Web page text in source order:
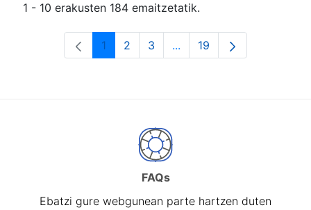
1 - 10 erakusten 184 emaitzetatik.
Orrialdea
1 Orrialdea
2 Orrialdea
3 ...Intermediate Pages Use
Orrialdea
19
FAQs
Ebatzi gure webgunean parte hartzen duten